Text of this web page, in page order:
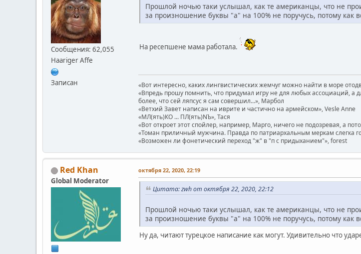
Сообщения: 62,055
Haariger Affe
Записан
Прошлой ночью таки услышал, как те американцы, что не
за произношение буквы "а" на 100% не поручусь, потому как
На ресепшене мама работала.
«Вот интересно, каких лингвистических жемчуг можно найти в море
«Впредь прошу помнить, что придумал игру не для любых ассоциаций, а
более, что сей ляпсус я сам совершил...», Марбол
«Ветхий Завет написан на иврите и частично на армейском», Vesle Anne
«МЛ(ять)КО ... ПЛ(ять)NЪ», Тася
«Вот откроет этот спойлер, например, Марго, ничего не подозревая, а
«Томан приличный мужчина. Правда по патриархальным меркам слегка
«Возможен ли фонетический переход "ж" в "п с придыханием"», forest
Red Khan
Global Moderator
октября 22, 2020, 22:19
Цитата: zwh от октября 22, 2020, 22:12
Прошлой ночью таки услышал, как те американцы, что не
за произношение буквы "а" на 100% не поручусь, потому как
Ну да, читают турецкое написание как могут. Удивительно что